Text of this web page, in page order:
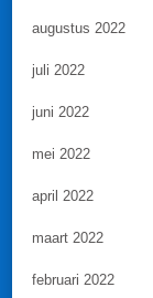
augustus 2022
juli 2022
juni 2022
mei 2022
april 2022
maart 2022
februari 2022